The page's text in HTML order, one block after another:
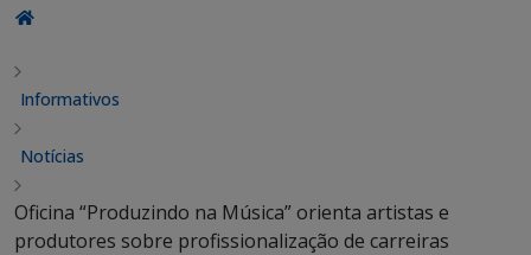
Informativos
Notícias
Oficina “Produzindo na Música” orienta artistas e
produtores sobre profissionalização de carreiras